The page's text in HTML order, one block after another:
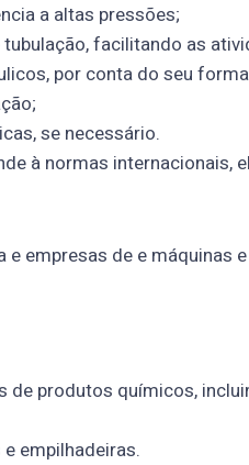
a altas pressões;
facilitando as
por conta do seu
se necessário.
à normas internacionais,
empresas de e máquinas
de produtos químicos,
empilhadeiras.